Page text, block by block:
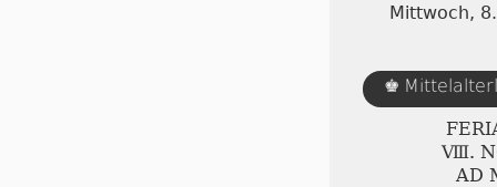
Mittwoch,
♚
Ⅷ.
AD